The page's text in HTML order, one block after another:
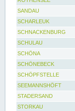
SANDAU
SCHARLEUK
SCHNACKENBURG
SCHULAU
SCHÖNA
SCHÖNEBECK
SCHÖPFSTELLE
SEEMANNSHÖFT
STADERSAND
STORKAU